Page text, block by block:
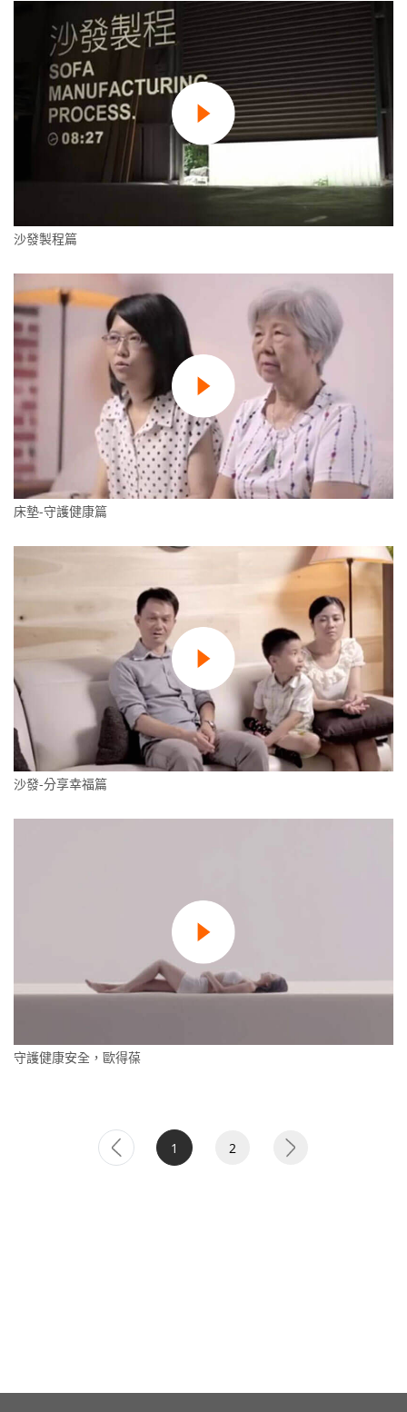
沙發製程篇
床墊-守護健康篇
沙發-分享幸福篇
守護健康安全，歐得葆
1 2